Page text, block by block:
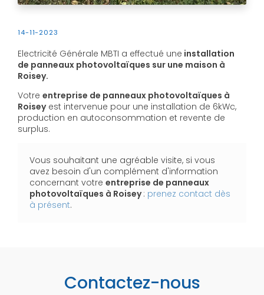
14-11-2023
Electricité Générale MBTI a effectué une installation
de panneaux photovoltaïques sur une maison à
Roisey.
Votre entreprise de panneaux photovoltaïques à
Roiseyest intervenue pour une installation de 6kWc,
production en autoconsommation et revente de
surplus.
Vous souhaitant une agréable visite, si vous
avez besoin d'un complément d'information
concernant votre entreprise de panneaux
photovoltaïques à Roisey: prenez contact dès
à présent.
Contactez-nous